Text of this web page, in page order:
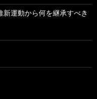
運動から何を継承すべき